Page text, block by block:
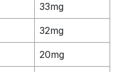
33mg
32mg
20mg